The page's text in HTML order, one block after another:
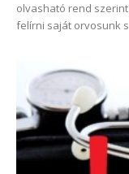
olvasható rend
felírni saját orvosunk